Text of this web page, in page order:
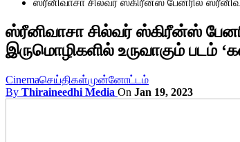
ஸ்ரீனிவாசா சில்வர் ஸ்கிரீன்ஸ் பேனரில்
ஸ்ரீனிவாசா சில்வர் ஸ்கிரீன்ஸ்
இருமொழிகளில் உருவாகும் படம்
Cinemaசெய்திகள்முன்னோட்டம்
By Thiraineedhi Media On Jan 19, 2023